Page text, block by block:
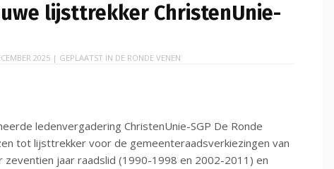
lijsttrekker ChristenUnie-
2025 | GEPLAATST IN DE RONDE VENEN
ledenvergadering ChristenUnie-SGP De Ronde
tot lijsttrekker voor de gemeenteraadsverkiezingen van
zeventien jaar raadslid (1990-1998 en 2002-2011) en